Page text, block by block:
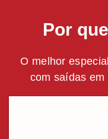
Por
O melhor
com saídas